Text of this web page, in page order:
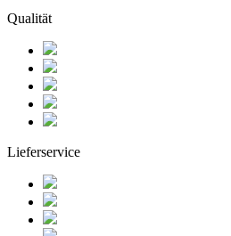
Qualität
Lieferservice